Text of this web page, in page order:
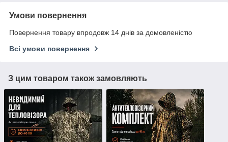
Умови повернення
Повернення товару впродовж 14 днів за домовленістю
Всі умови повернення
З цим товаром також замовляють